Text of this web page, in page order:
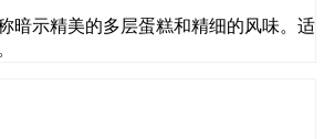
暗示精美的多层蛋糕和精细的风味。适